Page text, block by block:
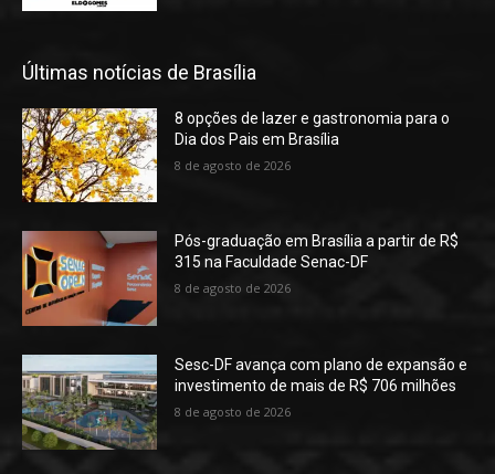
Últimas notícias de Brasília
8 opções de lazer e gastronomia para o
Dia dos Pais em Brasília
8 de agosto de 2026
Pós-graduação em Brasília a partir de R$
315 na Faculdade Senac-DF
8 de agosto de 2026
Sesc-DF avança com plano de expansão e
investimento de mais de R$ 706 milhões
8 de agosto de 2026